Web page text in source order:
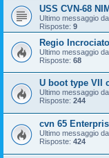
USS CVN-68
Ultimo messaggio da
Risposte: 9
Regio
Ultimo messaggio da
Risposte: 68
U boot type VII
Ultimo messaggio da
Risposte: 244
cvn 65
Ultimo messaggio da
Risposte: 424